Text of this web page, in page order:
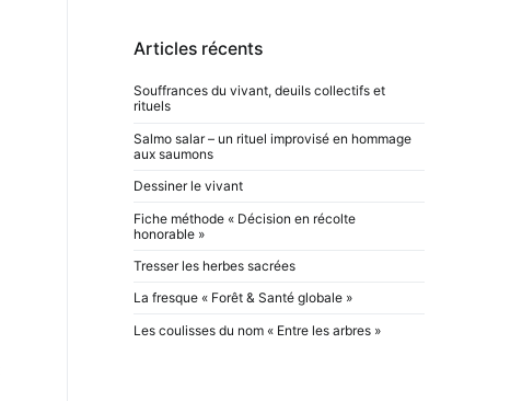
Articles récents
Souffrances du vivant, deuils collectifs et
rituels
Salmo salar – un rituel improvisé en hommage
aux saumons
Dessiner le vivant
Fiche méthode « Décision en récolte
honorable »
Tresser les herbes sacrées
La fresque « Forêt & Santé globale »
Les coulisses du nom « Entre les arbres »